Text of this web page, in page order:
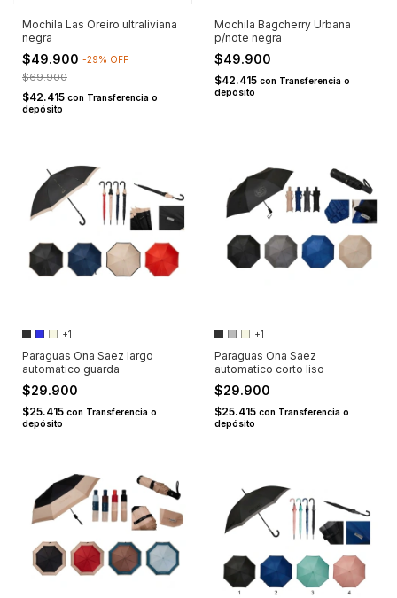
Mochila Las Oreiro ultraliviana
negra
$49.900 -29% OFF
$69.900
$42.415 con Transferencia o
depósito
Mochila Bagcherry Urbana
p/note negra
$49.900
$42.415 con Transferencia o
depósito
+1
Paraguas Ona Saez largo
automatico guarda
$29.900
$25.415 con Transferencia o
depósito
+1
Paraguas Ona Saez
automatico corto liso
$29.900
$25.415 con Transferencia o
depósito